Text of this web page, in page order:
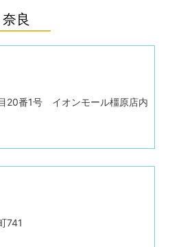
奈良
20番1号 イオンモール橿原店内
741